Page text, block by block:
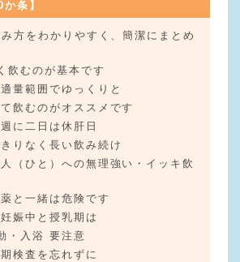
条】
方をわかりやすく、簡潔にまとめ
飲むのが基本です
量範囲でゆっくりと
飲むのがオススメです
に二日は休肝日
りなく長い飲み続け
（ひと）への無理強い・イッキ飲
と一緒は危険です
娠中と授乳期は
・入浴 要注意
検査を忘れずに